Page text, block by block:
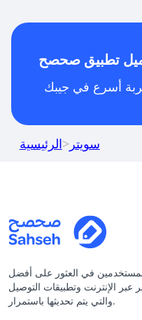
تطبيق صحصح
أسرع في جيبك
الرئيسية> سويتر
في العثور على أفضل
عبر الإنترنت وتطبيقات التوصيل
والتي يتم تحديثها باستمرار.